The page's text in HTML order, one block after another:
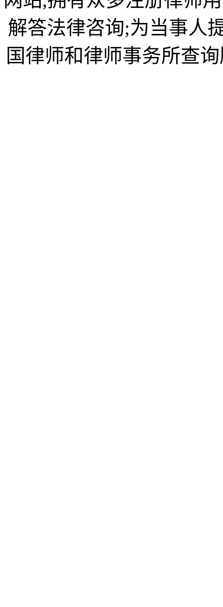
解答法律咨询;为当事人
国律师和律师事务所查